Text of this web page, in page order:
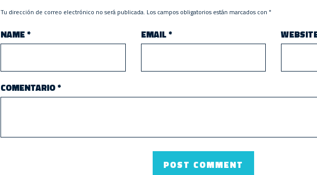
Tu dirección de correo electrónico no será publicada. Los campos obligatorios están marcados con *
NAME* EMAIL*
COMENTARIO*